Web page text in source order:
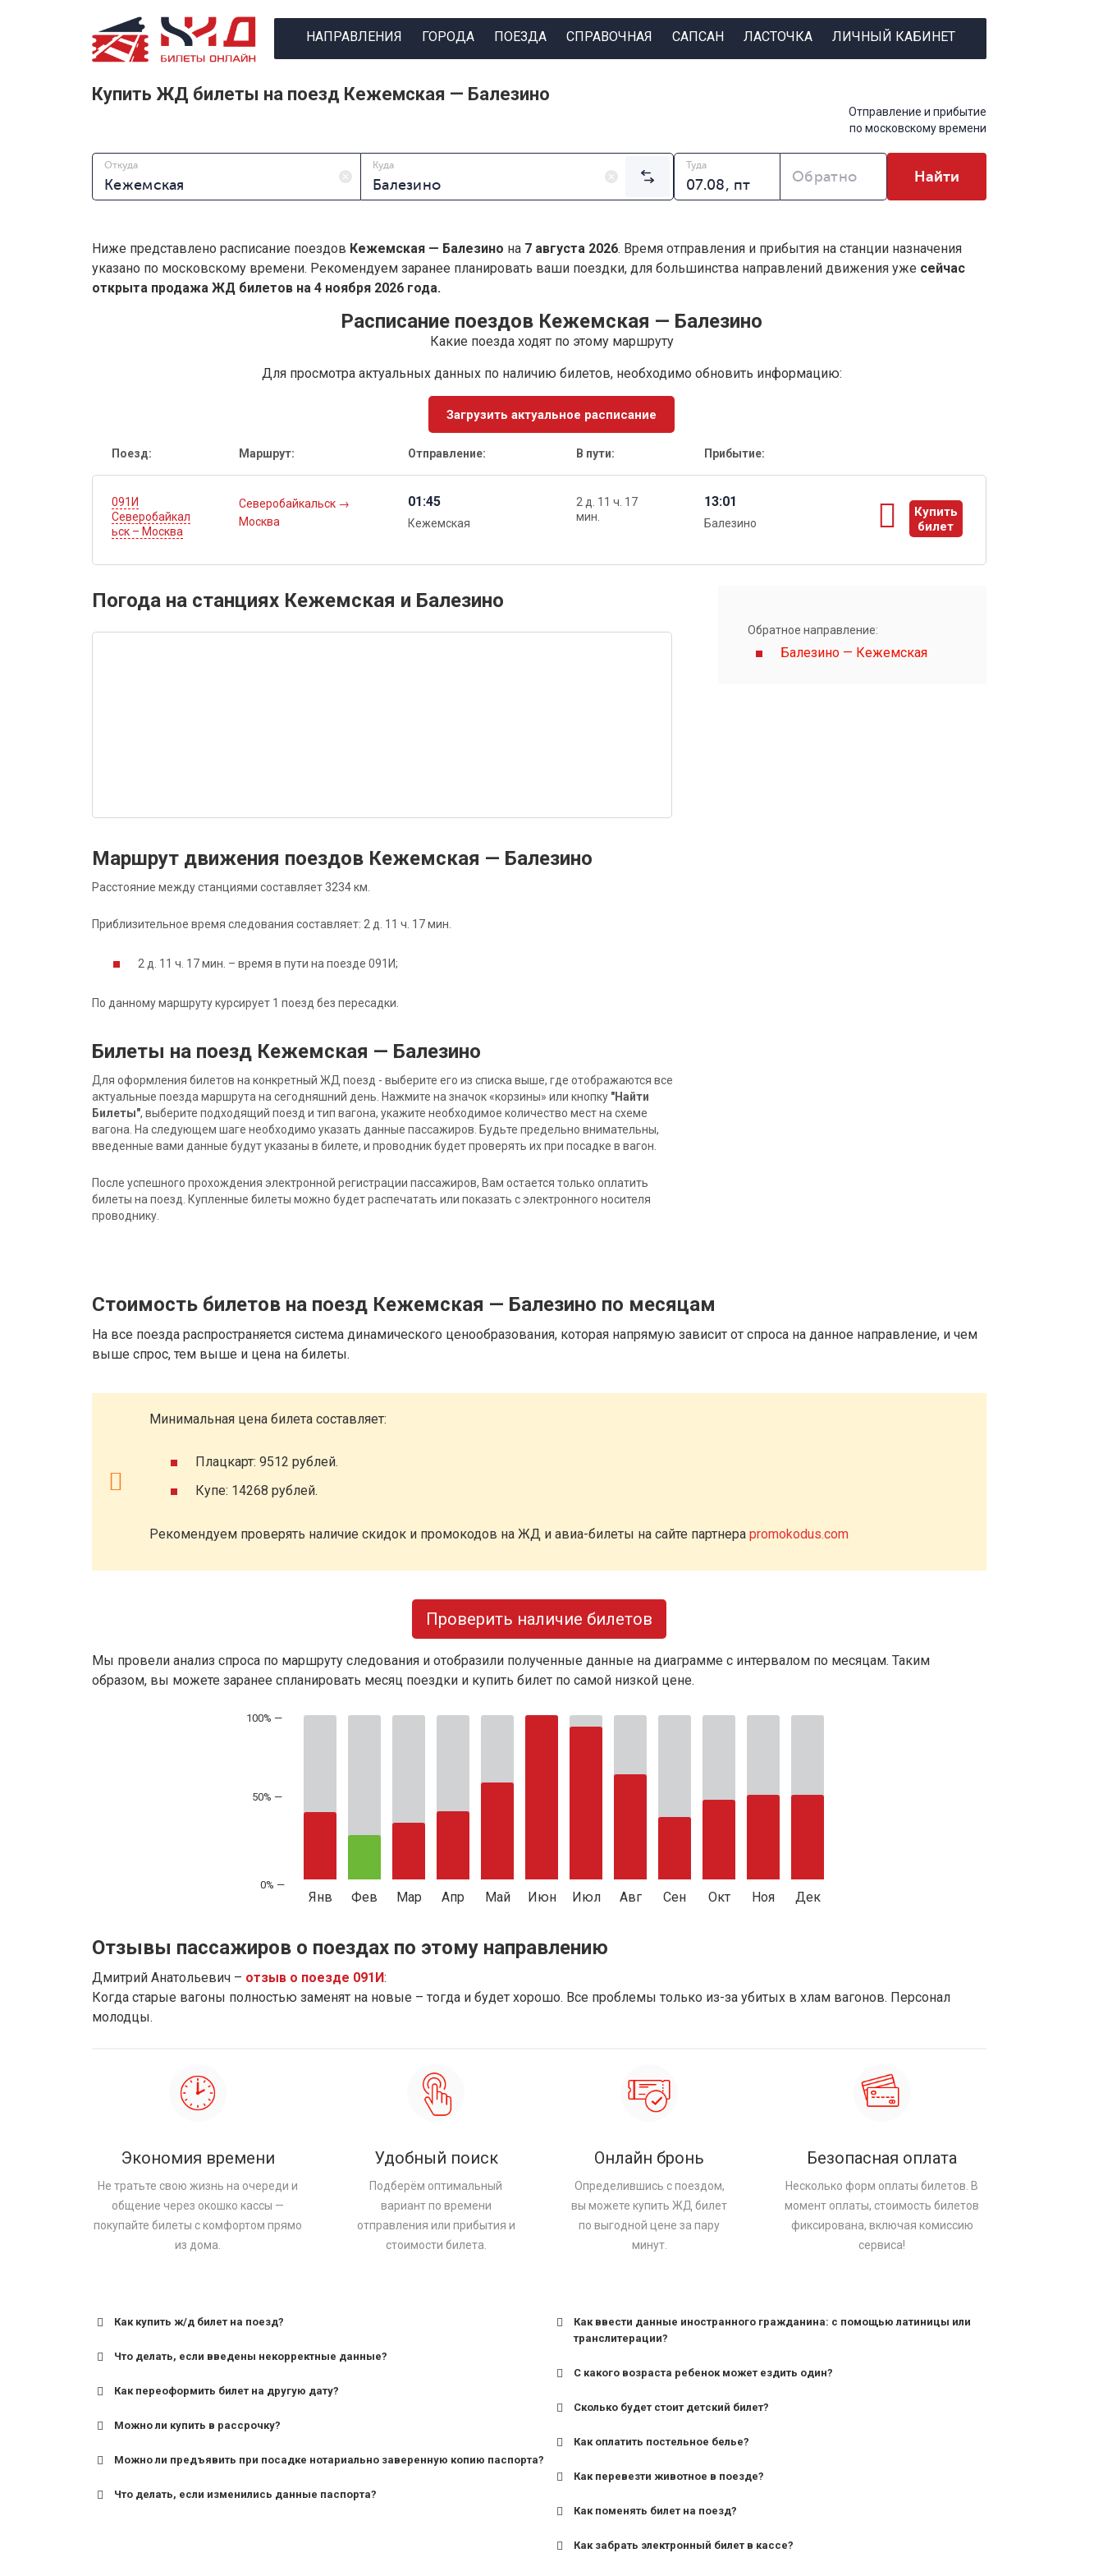
НАПРАВЛЕНИЯ ГОРОДА ПОЕЗДА СПРАВОЧНАЯ САПСАН ЛАСТОЧКА ЛИЧНЫЙ КАБИНЕТ
Купить ЖД билеты на поезд Кежемская — Балезино
Отправление и прибытие
по московскому времени
Откуда Куда Туда
Обратно Найти
Ниже представлено расписание поездов Кежемская — Балезино на 7 августа 2026. Время отправления и прибытия на станции назначения
указано по московскому времени. Рекомендуем заранее планировать ваши поездки, для большинства направлений движения уже сейчас
открыта продажа ЖД билетов на 4 ноября 2026 года.
Расписание поездов Кежемская — Балезино
Какие поезда ходят по этому маршруту
Для просмотра актуальных данных по наличию билетов, необходимо обновить информацию:
Загрузить актуальное расписание
Поезд: Маршрут: Отправление: В пути: Прибытие:
091И
Северобайкал
ьск – Москва
Северобайкальск →
Москва
01:45
Кежемская
2 д. 11 ч. 17
мин.
13:01
Балезино
Купить
билет
ы
Погода на станциях Кежемская и Балезино
Маршрут движения поездов Кежемская — Балезино
Расстояние между станциями составляет 3234 км.
Приблизительное время следования составляет: 2 д. 11 ч. 17 мин.
2 д. 11 ч. 17 мин. – время в пути на поезде 091И;
По данному маршруту курсирует 1 поезд без пересадки.
Билеты на поезд Кежемская — Балезино
Для оформления билетов на конкретный ЖД поезд - выберите его из списка выше, где отображаются все
актуальные поезда маршрута на сегодняшний день. Нажмите на значок «корзины» или кнопку "Найти
Билеты", выберите подходящий поезд и тип вагона, укажите необходимое количество мест на схеме
вагона. На следующем шаге необходимо указать данные пассажиров. Будьте предельно внимательны,
введенные вами данные будут указаны в билете, и проводник будет проверять их при посадке в вагон.
После успешного прохождения электронной регистрации пассажиров, Вам остается только оплатить
билеты на поезд. Купленные билеты можно будет распечатать или показать с электронного носителя
проводнику.
Обратное направление:
Балезино — Кежемская
Стоимость билетов на поезд Кежемская — Балезино по месяцам
На все поезда распространяется система динамического ценообразования, которая напрямую зависит от спроса на данное направление, и чем
выше спрос, тем выше и цена на билеты.
Минимальная цена билета составляет:
Плацкарт: 9512 рублей.
Купе: 14268 рублей.
Рекомендуем проверять наличие скидок и промокодов на ЖД и авиа-билеты на сайте партнера promokodus.com
Проверить наличие билетов
Мы провели анализ спроса по маршруту следования и отобразили полученные данные на диаграмме с интервалом по месяцам. Таким
образом, вы можете заранее спланировать месяц поездки и купить билет по самой низкой цене.
50% —
Янв Фев Мар Апр Май Июн Июл Авг Сен Окт Ноя Дек
Отзывы пассажиров о поездах по этому направлению
Дмитрий Анатольевич – отзыв о поезде 091И:
Когда старые вагоны полностью заменят на новые – тогда и будет хорошо. Все проблемы только из-за убитых в хлам вагонов. Персонал
молодцы.
Экономия времени
Не тратьте свою жизнь на очереди и
общение через окошко кассы —
покупайте билеты с комфортом прямо
из дома.
Удобный поиск
Подберём оптимальный
вариант по времени
отправления или прибытия и
стоимости билета.
Онлайн бронь
Определившись с поездом,
вы можете купить ЖД билет
по выгодной цене за пару
минут.
Безопасная оплата
Несколько форм оплаты билетов. В
момент оплаты, стоимость билетов
фиксирована, включая комиссию
сервиса!
Как купить ж/д билет на поезд?
Что делать, если введены некорректные данные?
Как переоформить билет на другую дату?
Можно ли купить в рассрочку?
Можно ли предъявить при посадке нотариально заверенную копию паспорта?
Что делать, если изменились данные паспорта?
Как ввести данные иностранного гражданина: с помощью латиницы или
транслитерации?
С какого возраста ребенок может ездить один?
для поездов дальнего следования — от 10 лет и старше;
Сколько будет стоит детский билет?
Как оплатить постельное белье?
Как перевезти животное в поезде?
Как поменять билет на поезд?
Как забрать электронный билет в кассе?